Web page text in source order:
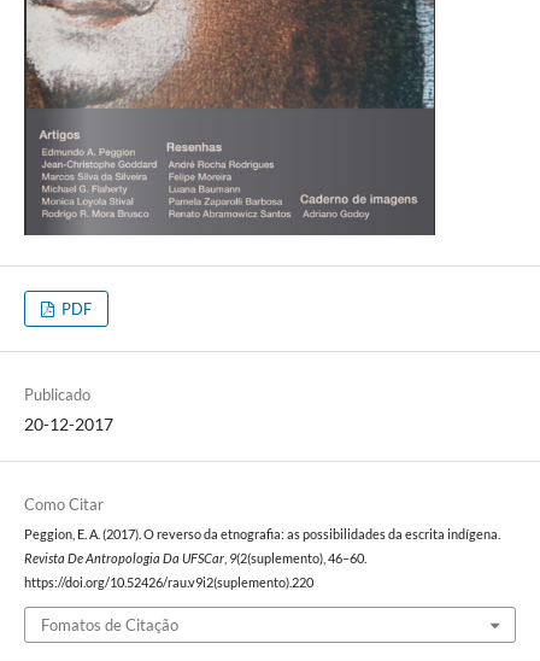
PDF
Publicado
20-12-2017
Como Citar
Peggion, E. A. (2017). O reverso da etnografia: as possibilidades da escrita indígena.
Revista De Antropologia Da UFSCar, 9(2(suplemento), 46–60.
https://doi.org/10.52426/rau.v9i2(suplemento).220
Fomatos de Citação